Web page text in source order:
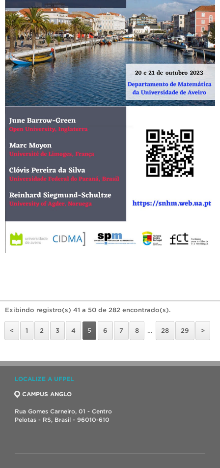
Exibindo registro(s) 41 a 50 de 282 encontrado(s).
< 1 2 3 4 5 6 7 8 … 28 29 >
LOCALIZE A UFPEL
CAMPUS ANGLO
Rua Gomes Carneiro, 01 - Centro
Pelotas - RS, Brasil - 96010-610